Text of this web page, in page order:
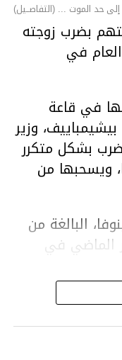
حد الموت ... (التفاصــيل)
بضرب زوجته
في
في قاعة
وزير
بشكل متكرر
ويسحبها من
البالغة من
الماضي في
نوكينوفا
إحدى عظام
متعددة على